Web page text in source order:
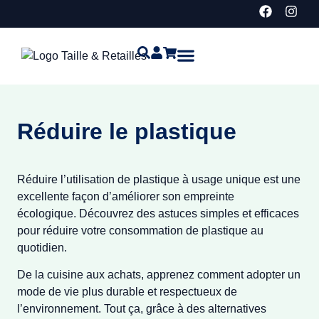
Réduire le plastique
Réduire l’utilisation de plastique à usage unique est une
excellente façon d’améliorer son empreinte
écologique. Découvrez des astuces simples et efficaces
pour réduire votre consommation de plastique au
quotidien.
De la cuisine aux achats, apprenez comment adopter un
mode de vie plus durable et respectueux de
l’environnement. Tout ça, grâce à des alternatives